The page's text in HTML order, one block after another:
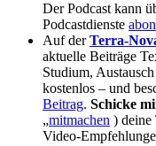
Der Podcast kann
Podcastdienste
Auf derTerra-
aktuelle Beiträge
Studium,
kostenlos – und
Beitrag. Schicke
„mitmachen ) deine
Video-